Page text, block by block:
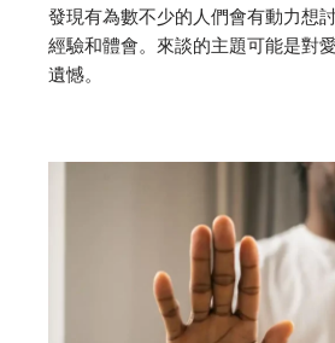
發現有為數不少的人們會有動力想
經驗和體會。來談的主題可能是對
遺憾。